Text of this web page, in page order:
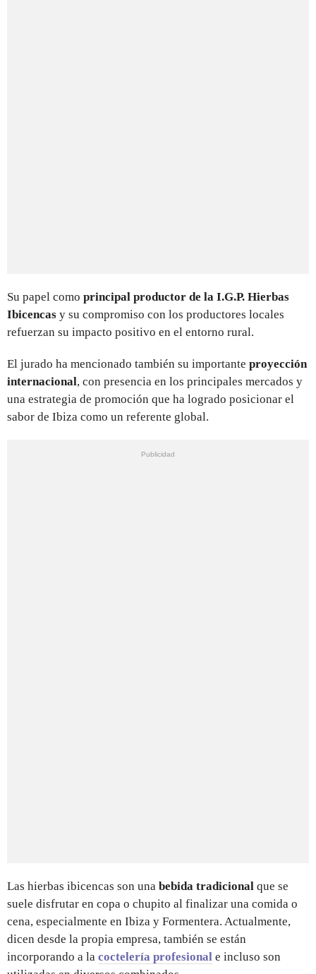
Su papel como principal productor de la I.G.P. Hierbas
Ibicencas y su compromiso con los productores locales
refuerzan su impacto positivo en el entorno rural.
El jurado ha mencionado también su importante proyección
internacional, con presencia en los principales mercados y
una estrategia de promoción que ha logrado posicionar el
sabor de Ibiza como un referente global.
Las hierbas ibicencas son una bebida tradicional que se
suele disfrutar en copa o chupito al finalizar una comida o
cena, especialmente en Ibiza y Formentera. Actualmente,
dicen desde la propia empresa, también se están
incorporando a la coctelería profesional e incluso son